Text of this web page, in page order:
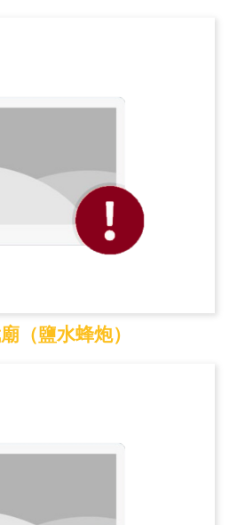
（鹽水蜂炮）